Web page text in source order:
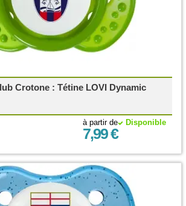
Crotone : Tétine LOVI Dynamic
Disponible
à partir de
7,99 €